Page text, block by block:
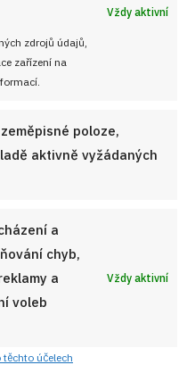
Vždy aktivní
zdrojů údajů,
zařízení na
poloze,
aktivně vyžádaných
a
chyb,
a
voleb
Vždy aktivní
těchto účelech